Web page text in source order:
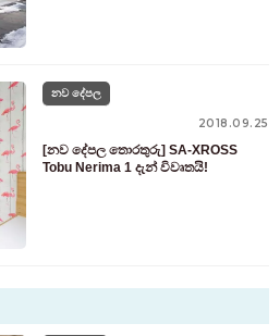
නව දේපල
2018.09.25
[නව දේපල තොරතුරු] SA-XROSS
Tobu Nerima 1 දැන් විවෘතයි!